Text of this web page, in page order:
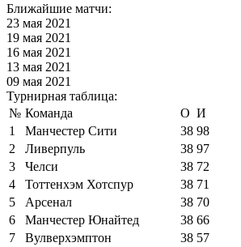
Ближайшие матчи:
23 мая 2021
19 мая 2021
16 мая 2021
13 мая 2021
09 мая 2021
Турнирная таблица:
№ Команда О И
1
Манчестер Сити 38 98
2
Ливерпуль 38 97
3
Челси 38 72
4
Тоттенхэм Хотспур 38 71
5
Арсенал 38 70
6
Манчестер Юнайтед 38 66
7
Вулверхэмптон 38 57